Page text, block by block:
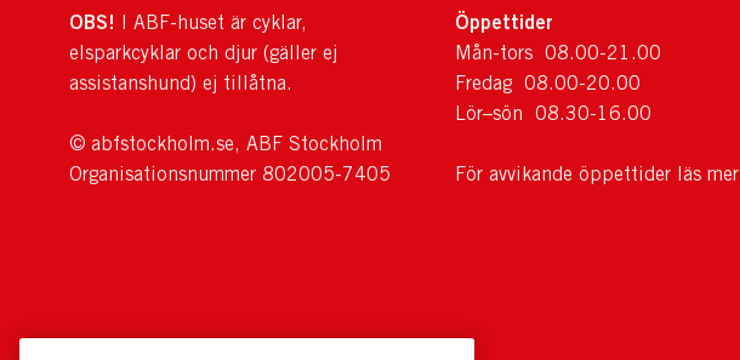
OBS! I ABF-huset är cyklar,
elsparkcyklar och djur (gäller ej
assistanshund) ej tillåtna.
© abfstockholm.se, ABF Stockholm
Organisationsnummer 802005-7405
Öppettider
Mån-tors 08.00-21.00
Fredag 08.00-20.00
Lör–sön 08.30-16.00
För avvikande öppettider läs mer